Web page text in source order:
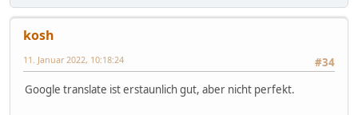
kosh
#34
11. Januar 2022, 10:18:24
Google translate ist erstaunlich gut, aber nicht perfekt.